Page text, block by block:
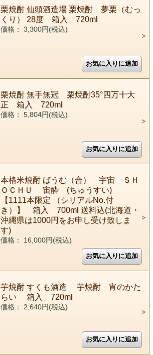
栗焼酎 仙頭酒造場 栗焼酎 夢栗（むっ
くり） 28度 箱入 720ml
価格： 3,300円(税込)
栗焼酎 無手無冠 栗焼酎35°四万十大
正 箱入 720ml
価格： 5,804円(税込)
本格米焼酎 ばうむ（合） 宇宙 ＳＨ
ＯＣＨＵ 宙酔 (ちゅうすい)
【1111本限定 （シリアルNo.付
き）】 箱入 700ml 送料込(北海道・
沖縄県は1000円をお申し受け致しま
す)
価格： 16,000円(税込)
芋焼酎 すくも酒造 芋焼酎 宵のかた
らい 箱入 720ml
価格： 2,640円(税込)